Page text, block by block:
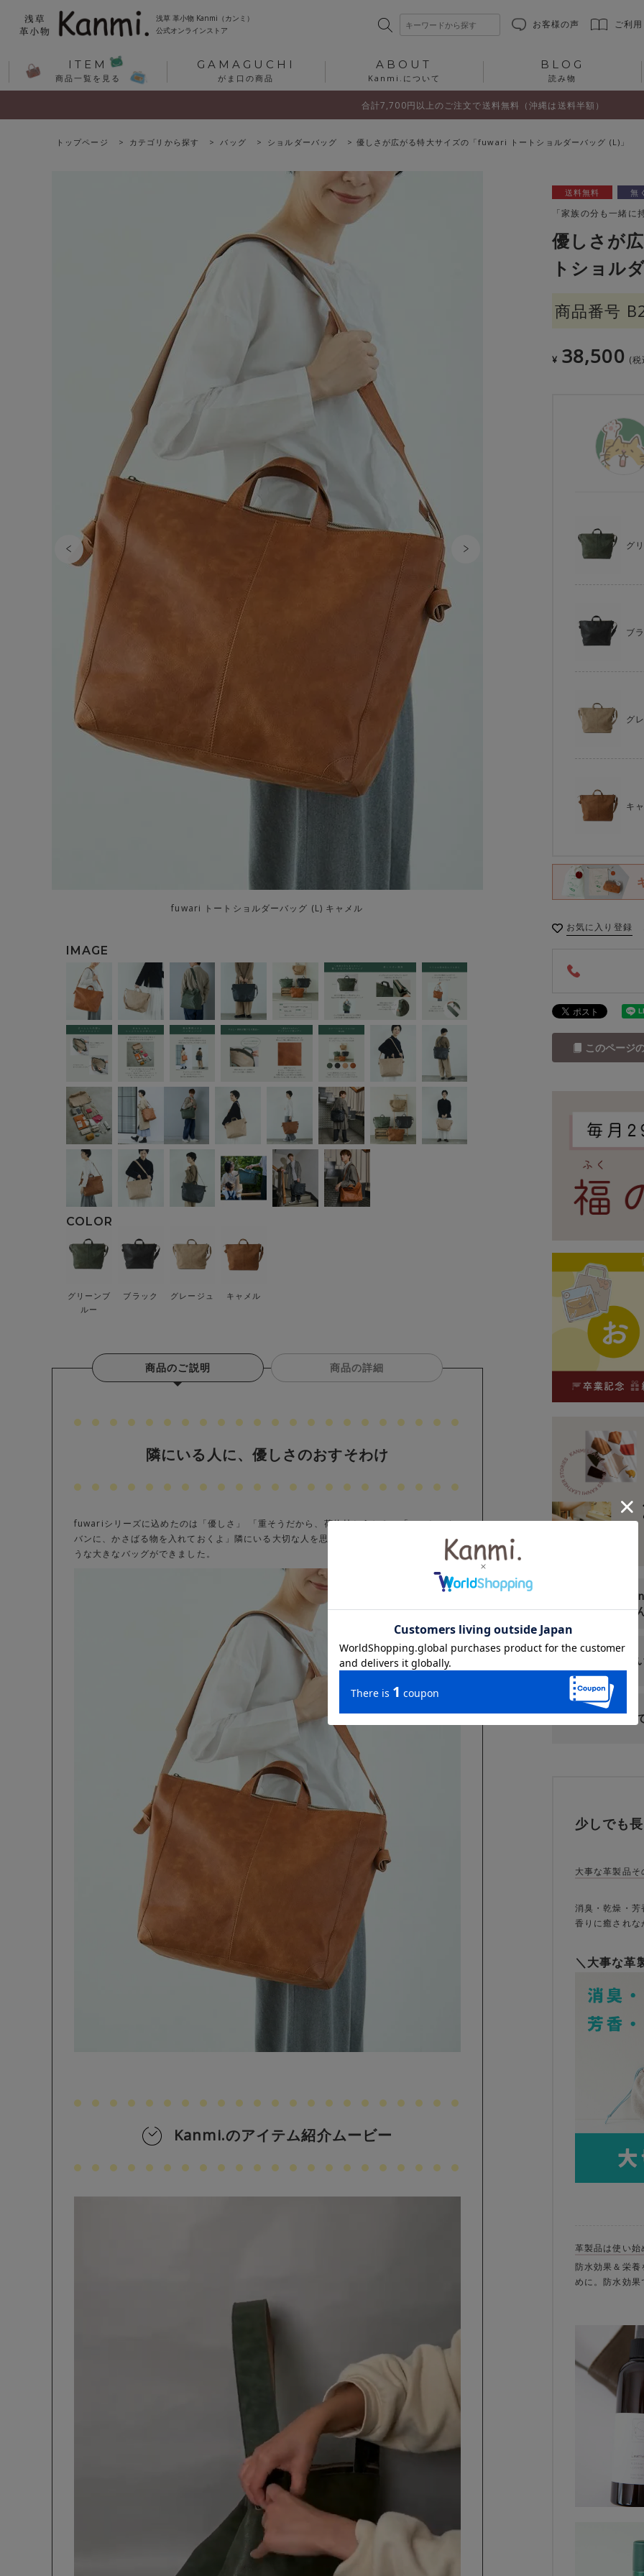
浅草 革小物 Kanmi（カンミ）
公式オンラインストア
お客様の声 ご利
ITEM
商品一覧を見る
GAMAGUCHI
がま口の商品
ABOUT
Kanmi.について
BLOG
読み物
合計7,700円以上のご注文で送料無料（沖縄は送料半額）
トップページ カテゴリから探す バッグ ショルダーバッグ 優しさが広がる特大サイズの「fuwari トートショルダーバッグ (L)」
fuwari トートショルダーバッグ (L) キャメル
グリーンブ
ルー
ブラック グレージュ キャメル
商品のご説明 商品の詳細
隣にいる人に、優しさのおすそわけ
fuwariシリーズに込めたのは「優しさ」 「重そうだから、荷物持とうか？」「こっちのカ
バンに、かさばる物を入れておくよ」隣にいる大切な人を思いやる気持ちをシェアできるよ
うな大きなバッグができました。
Kanmi.のアイテム紹介ムービー
送料無料 無
「家族の分も一緒
優しさが
トショル
商品番号
¥ 38,500 税
グ
ブ
グ
キ
お気に入り登録
このページ
Made in
日本の職人さ
お取扱いにつ
ギフトについ
少しでも
大事な革製品
消臭・乾燥・
香りに癒され
＼大事な革
革製品は使い
防水効果＆栄
めに。防水効